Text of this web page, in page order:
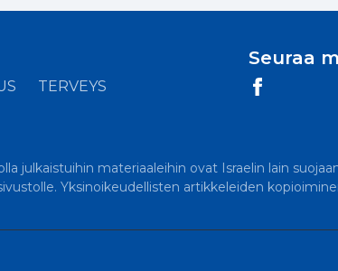
TERVEYS
Seuraa
julkaistuihin materiaaleihin ovat Israelin lain
Yksinoikeudellisten artikkeleiden